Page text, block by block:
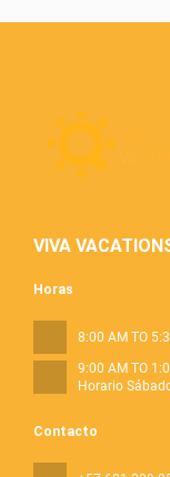
VIVA
Contacto
Horas
8:00 AM TO
9:00 AM TO
Horario